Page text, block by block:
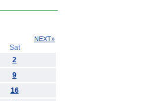
NEXT»
Sat
2
9
16